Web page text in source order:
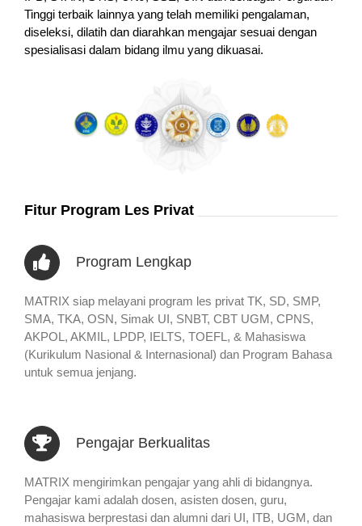
Tinggi terbaik lainnya yang telah memiliki pengalaman,
diseleksi, dilatih dan diarahkan mengajar sesuai dengan
spesialisasi dalam bidang ilmu yang dikuasai.
Fitur Program Les Privat
Program Lengkap
MATRIX siap melayani program les privat TK, SD, SMP,
SMA, TKA, OSN, Simak UI, SNBT, CBT UGM, CPNS,
AKPOL, AKMIL, LPDP, IELTS, TOEFL, & Mahasiswa
(Kurikulum Nasional & Internasional) dan Program Bahasa
untuk semua jenjang.
Pengajar Berkualitas
MATRIX mengirimkan pengajar yang ahli di bidangnya.
Pengajar kami adalah dosen, asisten dosen, guru,
mahasiswa berprestasi dan alumni dari UI, ITB, UGM, dan